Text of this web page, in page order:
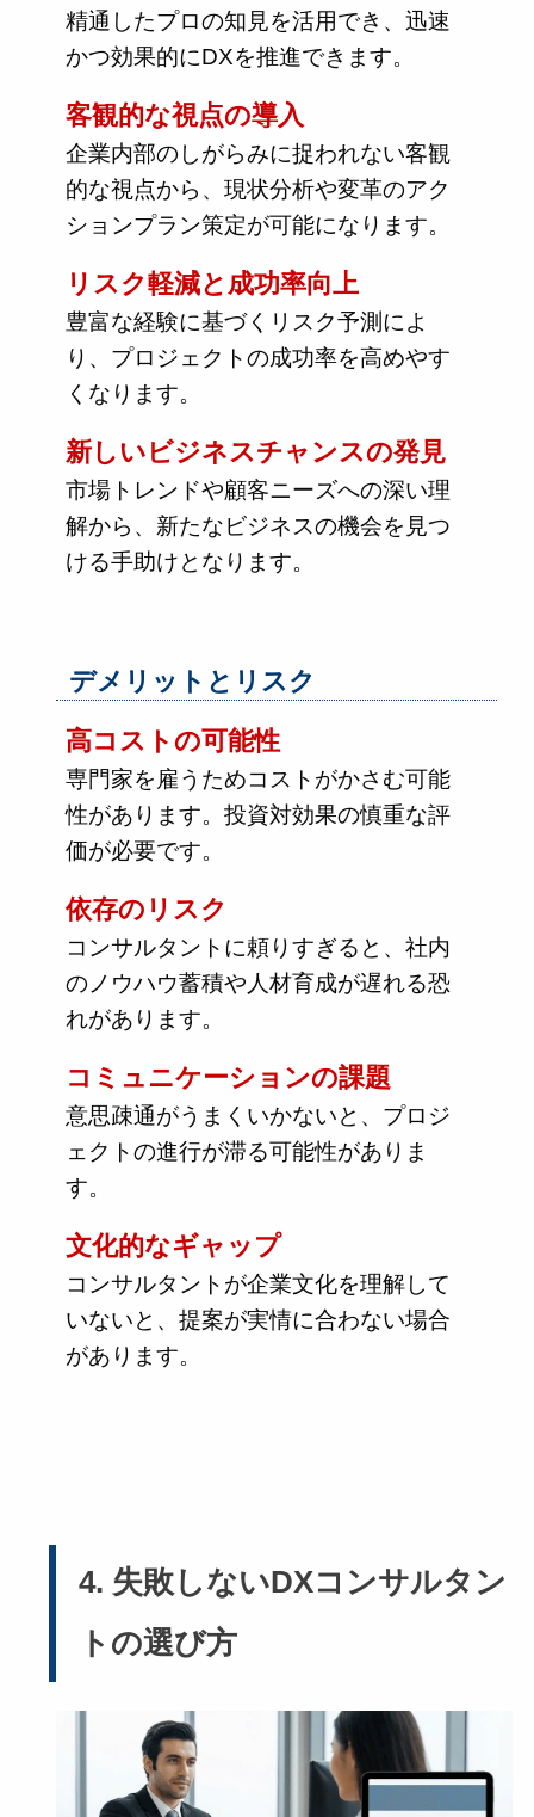
精通したプロの知見を活用でき、迅速
かつ効果的にDXを推進できます。
客観的な視点の導入
企業内部のしがらみに捉われない客観
的な視点から、現状分析や変革のアク
ションプラン策定が可能になります。
リスク軽減と成功率向上
豊富な経験に基づくリスク予測によ
り、プロジェクトの成功率を高めやす
くなります。
新しいビジネスチャンスの発見
市場トレンドや顧客ニーズへの深い理
解から、新たなビジネスの機会を見つ
ける手助けとなります。
デメリットとリスク
高コストの可能性
専門家を雇うためコストがかさむ可能
性があります。投資対効果の慎重な評
価が必要です。
依存のリスク
コンサルタントに頼りすぎると、社内
のノウハウ蓄積や人材育成が遅れる恐
れがあります。
コミュニケーションの課題
意思疎通がうまくいかないと、プロジ
ェクトの進行が滞る可能性がありま
す。
文化的なギャップ
コンサルタントが企業文化を理解して
いないと、提案が実情に合わない場合
があります。
4. 失敗しないDXコンサルタン
トの選び方